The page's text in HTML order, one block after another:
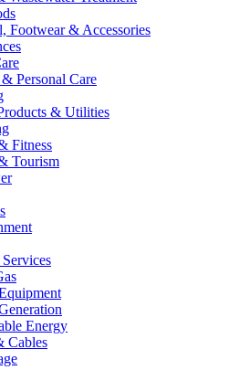
Footwear & Accessories
Personal Care
& Utilities
Fitness
Tourism
Energy
Cables